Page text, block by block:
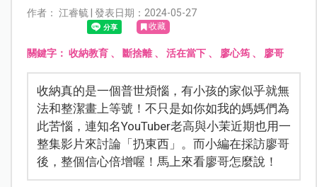
作者： 江睿毓 | 發表日期：2024-05-27
收藏
關鍵字： 收納教育、 斷捨離、 活在當下、 廖心筠、 廖哥
收納真的是一個普世煩惱，有小孩的家似乎就無
法和整潔畫上等號！不只是如你如我的媽媽們為
此苦惱，連知名YouTuber老高與小茉近期也用一
整集影片來討論「扔東西」。而小編在採訪廖哥
後，整個信心倍增喔！馬上來看廖哥怎麼說！